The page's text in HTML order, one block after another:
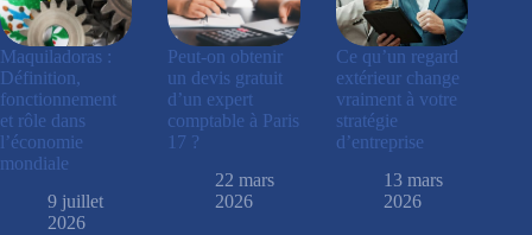
Maquiladoras :
Définition,
fonctionnement
et rôle dans
l’économie
mondiale
9 juillet
2026
Peut-on obtenir
un devis gratuit
d’un expert
comptable à Paris
17 ?
22 mars
2026
Ce qu’un regard
extérieur change
vraiment à votre
stratégie
d’entreprise
13 mars
2026